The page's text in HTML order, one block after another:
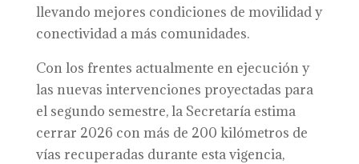
llevando mejores condiciones de movilidad y
conectividad a más comunidades.
Con los frentes actualmente en ejecución y
las nuevas intervenciones proyectadas para
el segundo semestre, la Secretaría estima
cerrar 2026 con más de 200 kilómetros de
vías recuperadas durante esta vigencia,